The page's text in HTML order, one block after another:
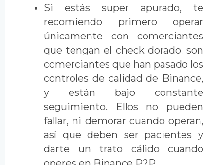
Si estás super apurado, te
recomiendo primero operar
únicamente con comerciantes
que tengan el check dorado, son
comerciantes que han pasado los
controles de calidad de Binance,
y están bajo constante
seguimiento. Ellos no pueden
fallar, ni demorar cuando operan,
así que deben ser pacientes y
darte un trato cálido cuando